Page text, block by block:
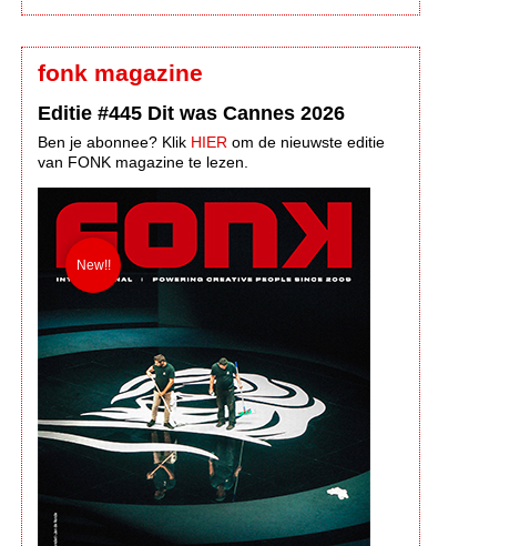
fonk magazine
Editie #445 Dit was Cannes 2026
Ben je abonnee? Klik HIER om de nieuwste editie
van FONK magazine te lezen.